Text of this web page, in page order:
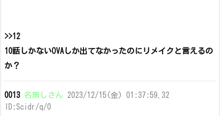
>>12
10話しかないOVAしか出てなかったのにリメイクと言えるの
か？
0013 名無しさん 2023/12/15(金) 01:37:59.32
ID:Scidr/q/0